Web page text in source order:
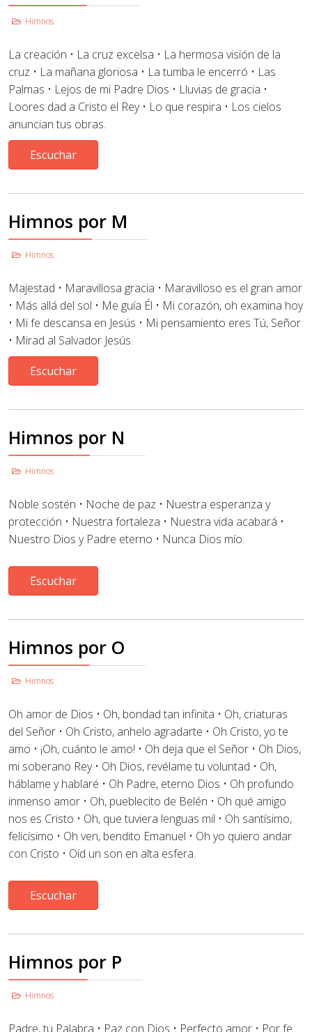
Himnos
La creación • La cruz excelsa • La hermosa visión de la
cruz • La mañana gloriosa • La tumba le encerró • Las
Palmas • Lejos de mi Padre Dios • Lluvias de gracia •
Loores dad a Cristo el Rey • Lo que respira • Los cielos
anuncian tus obras.
Escuchar
Himnos por M
Himnos
Majestad • Maravillosa gracia • Maravilloso es el gran amor
• Más allá del sol • Me guía Él • Mi corazón, oh examina hoy
• Mi fe descansa en Jesús • Mi pensamiento eres Tú, Señor
• Mirad al Salvador Jesús.
Escuchar
Himnos por N
Himnos
Noble sostén • Noche de paz • Nuestra esperanza y
protección • Nuestra fortaleza • Nuestra vida acabará •
Nuestro Dios y Padre eterno • Nunca Dios mío.
Escuchar
Himnos por O
Himnos
Oh amor de Dios • Oh, bondad tan infinita • Oh, criaturas
del Señor • Oh Cristo, anhelo agradarte • Oh Cristo, yo te
amo • ¡Oh, cuánto le amo! • Oh deja que el Señor • Oh Dios,
mi soberano Rey • Oh Dios, revélame tu voluntad • Oh,
háblame y hablaré • Oh Padre, eterno Dios • Oh profundo
inmenso amor • Oh, pueblecito de Belén • Oh qué amigo
nos es Cristo • Oh, que tuviera lenguas mil • Oh santísimo,
felicísimo • Oh ven, bendito Emanuel • Oh yo quiero andar
con Cristo • Oíd un son en alta esfera.
Escuchar
Himnos por P
Himnos
Padre, tu Palabra • Paz con Dios • Perfecto amor • Por fe